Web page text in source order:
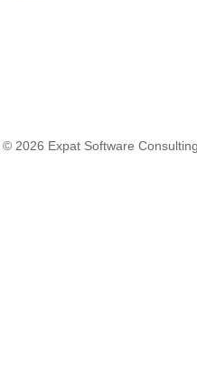
© 2026 Expat Software